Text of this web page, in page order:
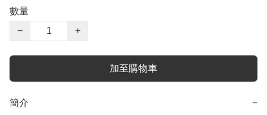
數量
−
+
加至購物車
簡介 −